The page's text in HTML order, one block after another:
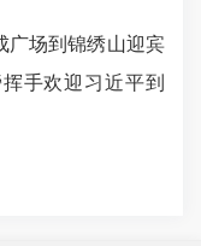
场到锦绣山迎宾
手欢迎习近平到